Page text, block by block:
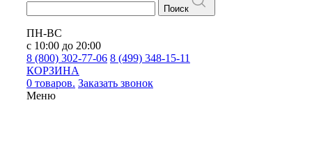
Поиск
ПН-ВС
с 10:00 до 20:00
8 (800) 302-77-06 8 (499) 348-15-11
КОРЗИНА
0 товаров. Заказать звонок
Меню